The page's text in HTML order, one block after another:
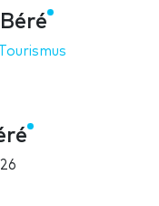
Tourismus